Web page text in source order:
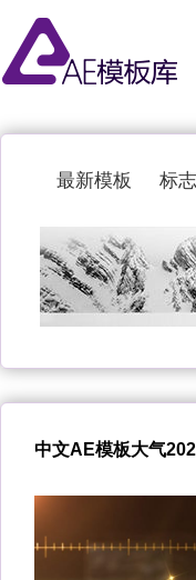
最新模板 标
中文AE模板大气